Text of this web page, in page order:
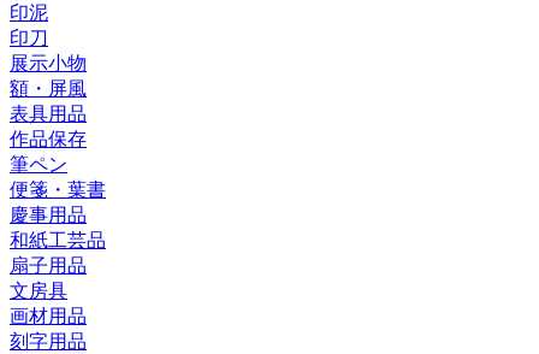
印泥
印刀
展示小物
額・屏風
表具用品
作品保存
筆ペン
便箋・葉書
慶事用品
和紙工芸品
扇子用品
文房具
画材用品
刻字用品